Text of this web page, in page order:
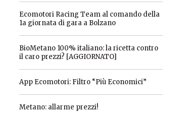
Ecomotori Racing Team al comando della
1a giornata di gara a Bolzano
BioMetano 100% italiano: la ricetta contro
il caro prezzi? [AGGIORNATO]
App Ecomotori: Filtro “Più Economici”
Metano: allarme prezzi!